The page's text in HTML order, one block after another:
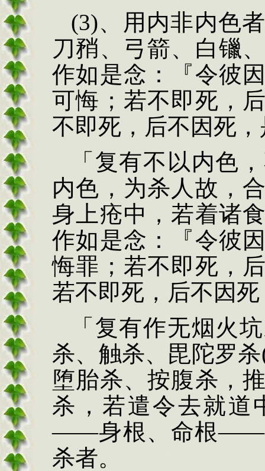
(3)、用内非内色
刀矟、弓箭、白镴
作如是念：
『令彼
可悔；若不即死，
不即死，后不因死，
「复有不以内色
内色，为杀人故，
身上疮中，若着诸
作如是念：『令彼
悔罪；若不即死，
若不即死，后不因
「复有作无烟火
杀、触杀、毘陀罗杀
堕胎杀、按腹杀，
杀， 若遣令去就道
——身根、命根——
杀者。